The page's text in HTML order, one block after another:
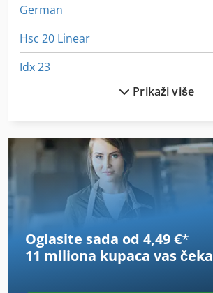
German
Hsc 20 Linear
Idx 23
Masina Za Peskarenje
Mašina Za Hranu
Mašina Za Vezenje
Od Iverice
Prikaži više
Oglasite sada od 4,49 €*
11 miliona kupaca vas čeka